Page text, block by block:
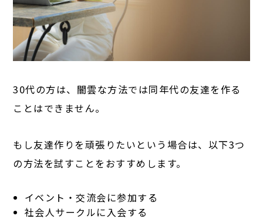
30代の方は、闇雲な方法では同年代の友達を作る
ことはできません。
もし友達作りを頑張りたいという場合は、以下3つ
の方法を試すことをおすすめします。
イベント・交流会に参加する
社会人サークルに入会する